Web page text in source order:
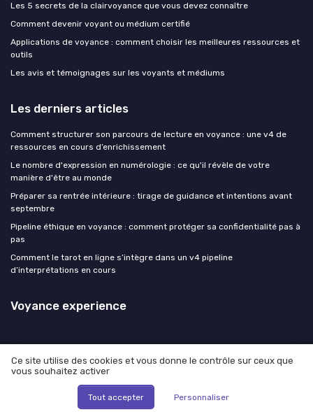
Les 5 secrets de la clairvoyance que vous devez connaître
Comment devenir voyant ou médium certifié
Applications de voyance : comment choisir les meilleures ressources et
outils
Les avis et témoignages sur les voyants et médiums
Les derniers articles
Comment structurer son parcours de lecture en voyance : une v4 de
ressources en cours d’enrichissement
Le nombre d'expression en numérologie : ce qu'il révèle de votre
manière d'être au monde
Préparer sa rentrée intérieure : tirage de guidance et intentions avant
septembre
Pipeline éthique en voyance : comment protéger sa confidentialité pas à
pas
Comment le tarot en ligne s’intègre dans un v4 pipeline
d’interprétations en cours
Voyance experience
Mentions légales
© Voyance experience 2026
Ce site utilise des cookies et vous donne le contrôle sur ceux que
vous souhaitez activer
Tout accepter Personnaliser